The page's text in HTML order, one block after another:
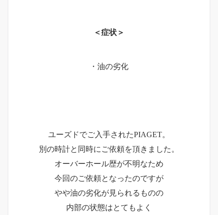
＜症状＞
・油の劣化
ユーズドでご入手されたPIAGET。
別の時計と同時にご依頼を頂きました。
オーバーホール歴が不明なため
今回のご依頼となったのですが
やや油の劣化が見られるものの
内部の状態はとてもよく